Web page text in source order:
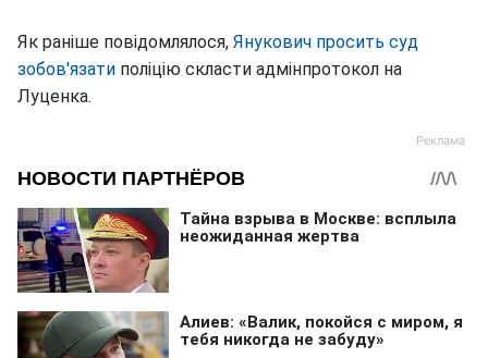
Як раніше повідомлялося, Янукович просить суд
зобов'язати поліцію скласти адмінпротокол на
Луценка.